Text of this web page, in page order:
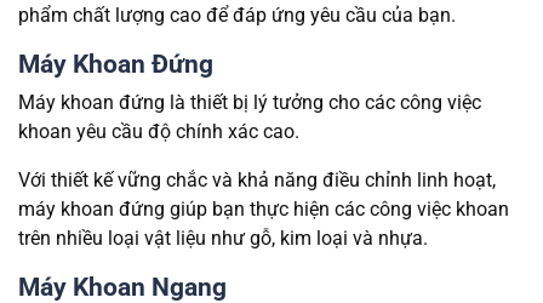
phẩm chất lượng cao để đáp ứng yêu cầu của bạn.
Máy Khoan Đứng
Máy khoan đứng là thiết bị lý tưởng cho các công việc
khoan yêu cầu độ chính xác cao.
Với thiết kế vững chắc và khả năng điều chỉnh linh hoạt,
máy khoan đứng giúp bạn thực hiện các công việc khoan
trên nhiều loại vật liệu như gỗ, kim loại và nhựa.
Máy Khoan Ngang